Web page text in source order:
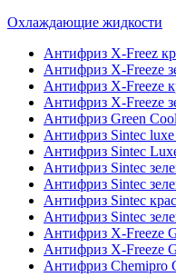
Охлаждающие жидкости
Антифриз X-Freez
Антифриз X-Freeze
Антифриз X-Freeze
Антифриз X-Freeze
Антифриз Green
Антифриз Sintec
Антифриз Sintec
Антифриз Sintec
Антифриз Sintec
Антифриз Sintec
Антифриз Sintec
Антифриз X-Freeze
Антифриз X-Freeze
Антифриз Chemipro